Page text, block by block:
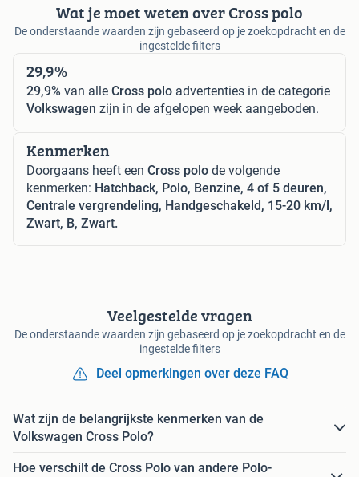
Wat je moet weten over Cross polo
De onderstaande waarden zijn gebaseerd op je zoekopdracht en de
ingestelde filters
29,9%
29,9% van alle Cross polo advertenties in de categorie
Volkswagen zijn in de afgelopen week aangeboden.
Kenmerken
Doorgaans heeft een Cross polo de volgende
kenmerken: Hatchback, Polo, Benzine, 4 of 5 deuren,
Centrale vergrendeling, Handgeschakeld, 15-20 km/l,
Zwart, B, Zwart.
Veelgestelde vragen
De onderstaande waarden zijn gebaseerd op je zoekopdracht en de
ingestelde filters
Deel opmerkingen over deze FAQ
Wat zijn de belangrijkste kenmerken van de
Volkswagen Cross Polo?
Hoe verschilt de Cross Polo van andere Polo-